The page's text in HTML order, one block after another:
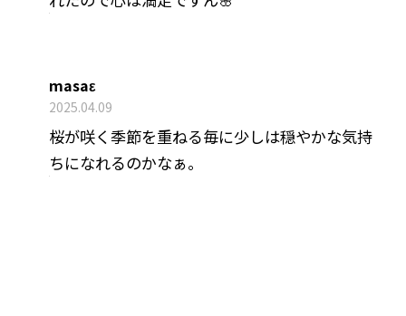
masaε
2025.04.09
桜が咲く季節を重ねる毎に少しは穏やかな気持
ちになれるのかなぁ。